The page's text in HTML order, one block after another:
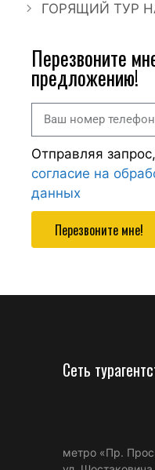
ГОРЯЩИЙ ТУР
Перезвоните
предложению!
Отправляя
согласие на
данных
Перезвоните мне!
Сеть
метро «Пр.